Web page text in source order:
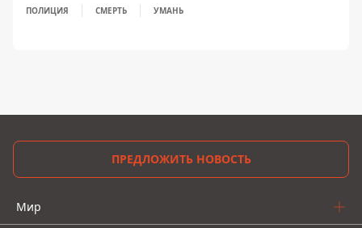
ПОЛИЦИЯ СМЕРТЬ УМАНЬ
ПРЕДЛОЖИТЬ НОВОСТЬ
Мир